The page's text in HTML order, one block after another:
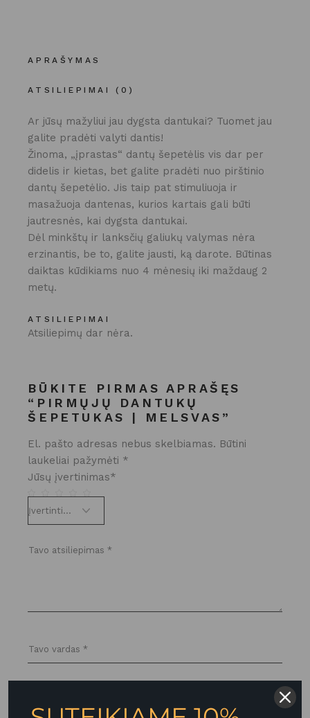
APRAŠYMAS
ATSILIEPIMAI (0)
Ar jūsų mažyliui jau dygsta dantukai? Tuomet jau
galite pradėti valyti dantis!
Žinoma, „įprastas“ dantų šepetėlis vis dar per
didelis ir kietas, bet galite pradėti nuo pirštinio
dantų šepetėlio. Jis taip pat stimuliuoja ir
masažuoja dantenas, kurios kartais gali būti
jautresnės, kai dygsta dantukai.
Dėl minkštų ir lanksčių galiukų valymas nėra
erzinantis, be to, galite jausti, ką darote. Būtinas
daiktas kūdikiams nuo 4 mėnesių iki maždaug 2
metų.
ATSILIEPIMAI
Atsiliepimų dar nėra.
BŪKITE PIRMAS APRAŠĘS
“PIRMŲJŲ DANTUKŲ
ŠEPETUKAS | MELSVAS”
El. pašto adresas nebus skelbiamas. Būtini
laukeliai pažymėti *
Jūsų įvertinimas*